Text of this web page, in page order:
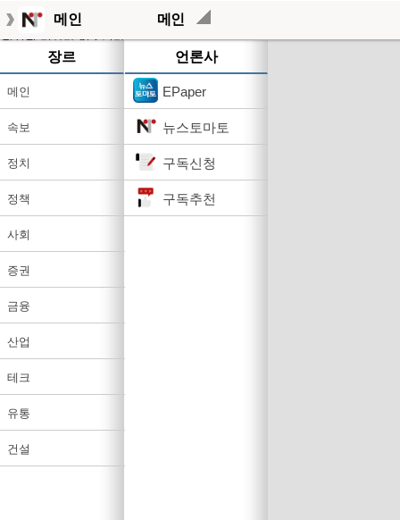
메인 메인
장르
메인
속보
정치
정책
사회
증권
금융
산업
테크
유통
건설
언론사
EPaper
뉴스토마토
구독신청
구독추천
작성된 기사가 없습니다.